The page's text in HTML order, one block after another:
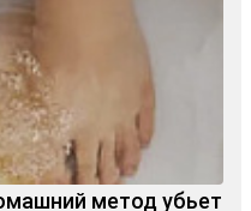
метод убьет